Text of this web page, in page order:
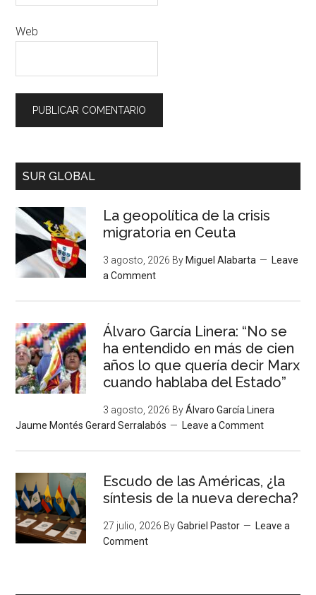
Web
SUR GLOBAL
La geopolítica de la crisis
migratoria en Ceuta
3 agosto, 2026 ByMiguel Alabarta
Leave
a Comment
Álvaro García Linera: “No se
ha entendido en más de cien
años lo que quería decir Marx
cuando hablaba del Estado”
3 agosto, 2026 ByÁlvaro García Linera
Jaume Montés Gerard Serralabós
Leave a Comment
Escudo de las Américas, ¿la
síntesis de la nueva derecha?
27 julio, 2026 ByGabriel Pastor
Leave a
Comment